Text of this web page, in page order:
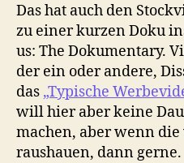
Das hat auch den
zu einer kurzen Doku
us: The Dokumentary.
der ein oder andere,
das „Typische
will hier aber keine
machen, aber wenn die
raushauen, dann gerne.